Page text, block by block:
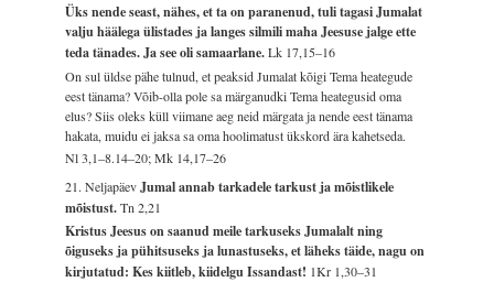
Üks nende seast, nähes, et ta on paranenud, tuli tagasi Jumalat
valju häälega ülistades ja langes silmili maha Jeesuse jalge ette
teda tänades. Ja see oli samaarlane.Lk 17,15–16
On sul üldse pähe tulnud, et peaksid Jumalat kõigi Tema heategude
eest tänama? Võib-olla pole sa märganudki Tema heategusid oma
elus? Siis oleks küll viimane aeg neid märgata ja nende eest tänama
hakata, muidu ei jaksa sa oma hoolimatust ükskord ära kahetseda.
Nl 3,1–8.14–20; Mk 14,17–26
21. NeljapäevJumal annab tarkadele tarkust ja mõistlikele
mõistust.Tn 2,21
Kristus Jeesus on saanud meile tarkuseks Jumalalt ning
õiguseks ja pühitsuseks ja lunastuseks, et läheks täide, nagu on
kirjutatud: Kes kiitleb, kiidelgu Issandast! 1Kr 1,30–31